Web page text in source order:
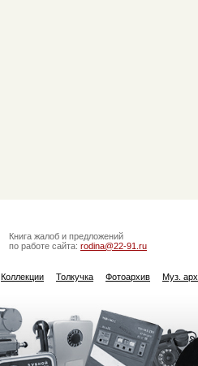
Книга жалоб и предложений
по работе сайта: rodina@22-91.ru
Коллекции Толкучка Фотоархив Муз.